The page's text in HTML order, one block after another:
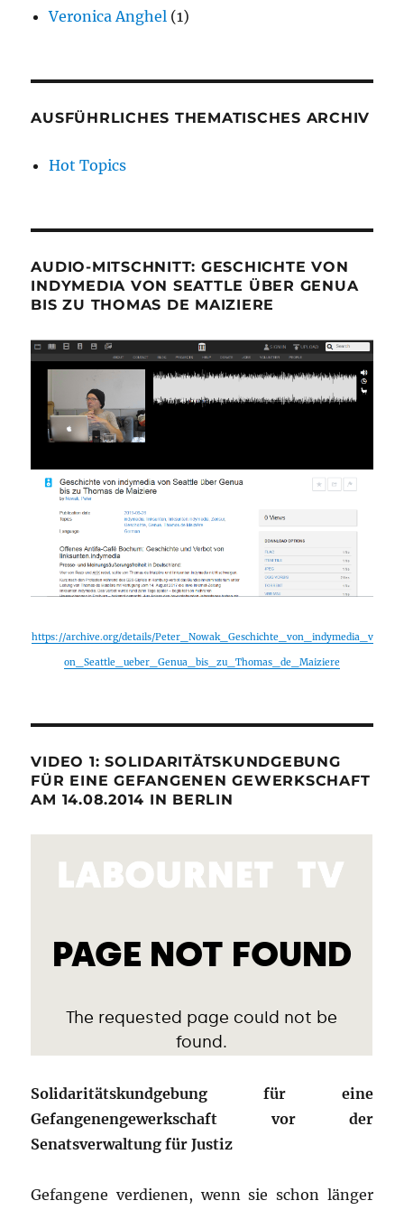
Veronica Anghel (1)
AUSFÜHRLICHES THEMATISCHES ARCHIV
Hot Topics
AUDIO-MITSCHNITT: GESCHICHTE VON
INDYMEDIA VON SEATTLE ÜBER GENUA
BIS ZU THOMAS DE MAIZIERE
https://archive.org/details/Peter_Nowak_Geschichte_von_indymedia_v
on_Seattle_ueber_Genua_bis_zu_Thomas_de_Maiziere
VIDEO 1: SOLIDARITÄTSKUNDGEBUNG
FÜR EINE GEFANGENEN GEWERKSCHAFT
AM 14.08.2014 IN BERLIN
Solidaritätskundgebung für eine
Gefangenengewerkschaft vor der
Senatsverwaltung für Justiz
Gefangene verdienen, wenn sie schon länger